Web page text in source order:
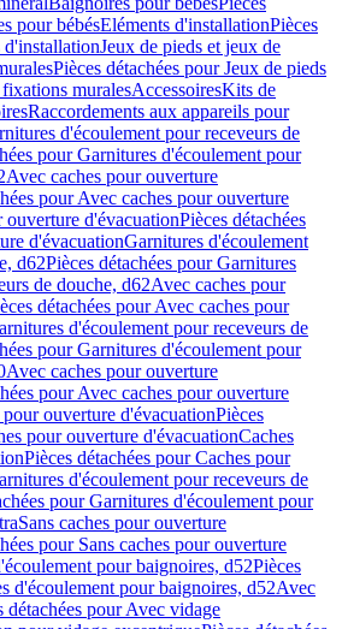
pour bébésEléments d'installationPièces
d'installationJeux de pieds et jeux de
Pièces détachées pour Jeux de pieds
muralesAccessoiresKits de
Raccordements aux appareils pour
d'écoulement pour receveurs de
pour Garnitures d'écoulement pour
Avec caches pour ouverture
pour Avec caches pour ouverture
ouverture d'évacuationPièces détachées
d'évacuationGarnitures d'écoulement
d62Pièces détachées pour Garnitures
de douche, d62Avec caches pour
détachées pour Avec caches pour
d'écoulement pour receveurs de
pour Garnitures d'écoulement pour
Avec caches pour ouverture
pour Avec caches pour ouverture
pour ouverture d'évacuationPièces
pour ouverture d'évacuationCaches
Pièces détachées pour Caches pour
d'écoulement pour receveurs de
pour Garnitures d'écoulement pour
Sans caches pour ouverture
pour Sans caches pour ouverture
pour baignoires, d52Pièces
d'écoulement pour baignoires, d52Avec
détachées pour Avec vidage